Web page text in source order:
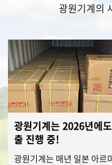
광원기계의
광원기계는 2026년에
출 진행 중!
광원기계는 매년 일본 아르